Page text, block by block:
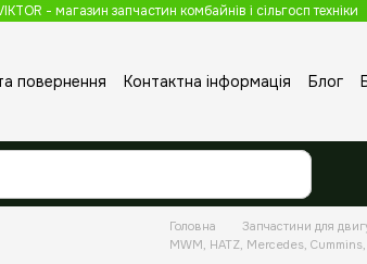
- магазин запчастин комбайнів і сільгосп техніки
повернення Контактна інформація Блог
Головна
Запчастини для
MWM, HATZ, Mercedes,